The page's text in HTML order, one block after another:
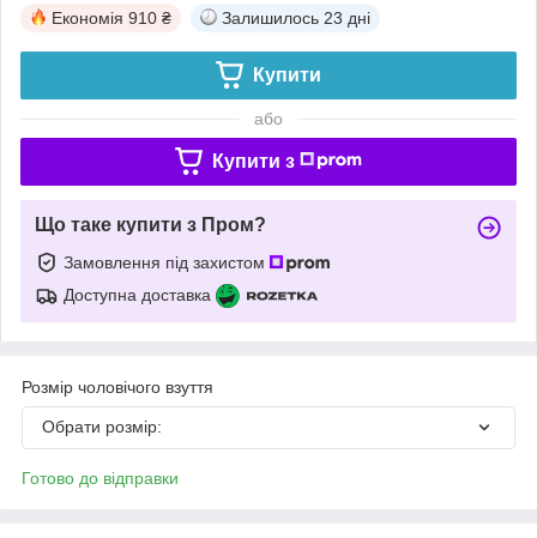
Економія 910 ₴ Залишилось 23 дні
Купити
або
Купити з
Що таке купити з Пром?
Замовлення під захистом
Доступна доставка
Розмір чоловічого взуття
Обрати розмір:
Готово до відправки